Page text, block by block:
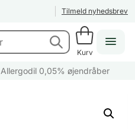
Tilmeld nyhedsbrev
Kurv
Allergodil 0,05% øjendråber